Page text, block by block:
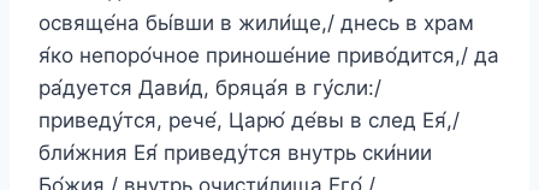
освяще́на бы́вши в жили́ще,/ днесь в храм
я́ко непоро́чное приноше́ние приво́дится,/ да
ра́дуется Дави́д, бряца́я в гу́сли:/
приведу́тся, рече́, Царю́ де́вы в след Ея́,/
бли́жния Ея́ приведу́тся внутрь ски́нии
Бо́жия,/ внутрь очисти́лища Его́,/